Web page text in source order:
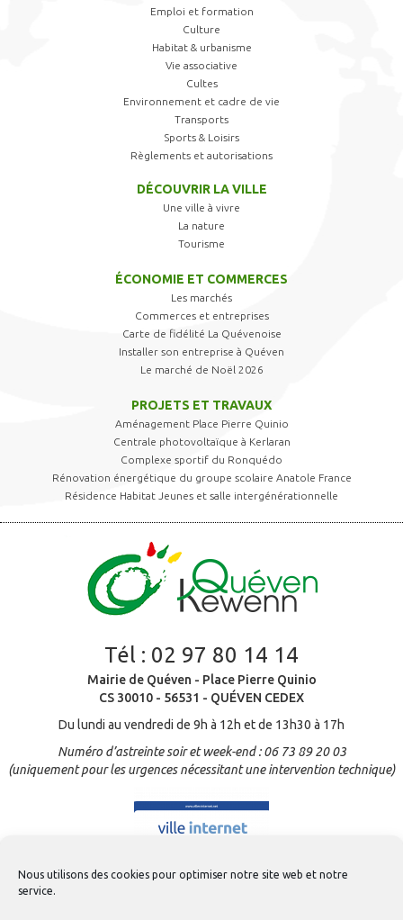
Nous utilisons des cookies pour optimiser notre site web et notre
service.
Emploi et formation
Culture
Habitat & urbanisme
Vie associative
Cultes
Environnement et cadre de vie
Transports
Sports & Loisirs
Règlements et autorisations
DÉCOUVRIR LA VILLE
Une ville à vivre
La nature
Tourisme
ÉCONOMIE ET COMMERCES
Les marchés
Commerces et entreprises
Carte de fidélité La Quévenoise
Installer son entreprise à Quéven
Le marché de Noël 2026
PROJETS ET TRAVAUX
Aménagement Place Pierre Quinio
Centrale photovoltaïque à Kerlaran
Complexe sportif du Ronquédo
Rénovation énergétique du groupe scolaire Anatole France
Résidence Habitat Jeunes et salle intergénérationnelle
Tél : 02 97 80 14 14
Mairie de Quéven - Place Pierre Quinio
CS 30010 - 56531 - QUÉVEN CEDEX
Du lundi au vendredi de 9h à 12h et de 13h30 à 17h
Numéro d’astreinte soir et week-end : 06 73 89 20 03
(uniquement pour les urgences nécessitant une intervention technique)